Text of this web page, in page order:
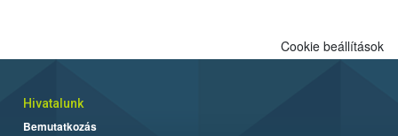
Cookie beállítások
Hivatalunk
Bemutatkozás